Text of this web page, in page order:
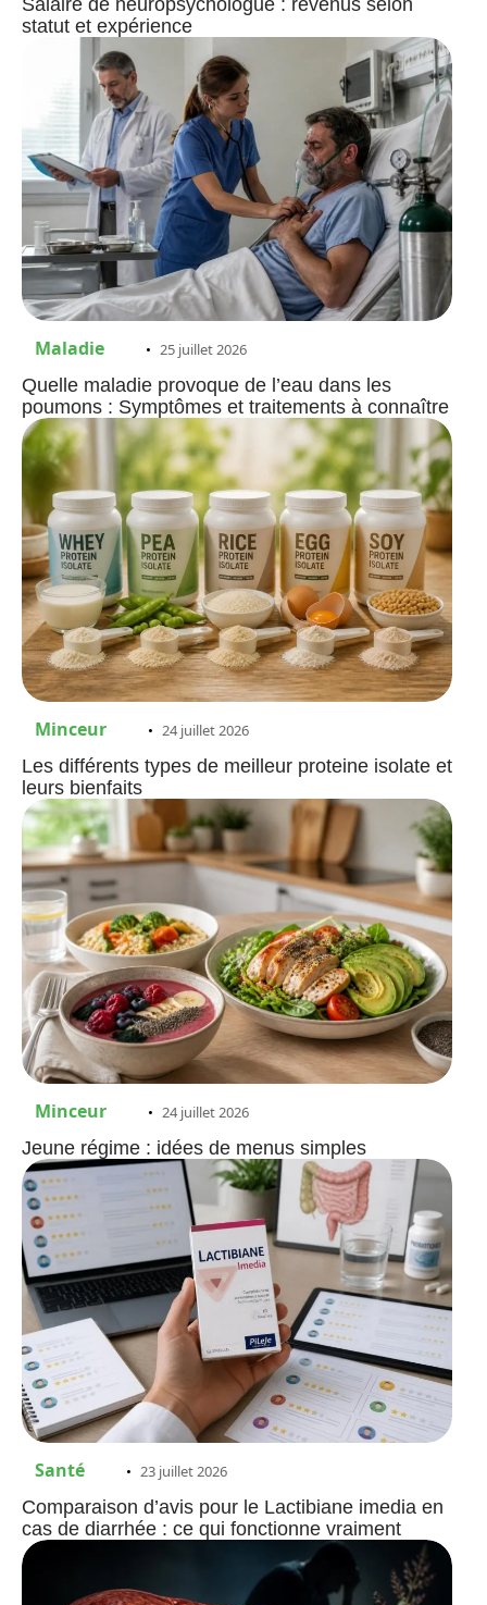
statut et expérience
Maladie 25 juillet 2026
Quelle maladie provoque de l’eau dans les
poumons : Symptômes et traitements à connaître
Minceur 24 juillet 2026
Les différents types de meilleur proteine isolate et
leurs bienfaits
Minceur 24 juillet 2026
Jeune régime : idées de menus simples
Santé 23 juillet 2026
Comparaison d’avis pour le Lactibiane imedia en
cas de diarrhée : ce qui fonctionne vraiment